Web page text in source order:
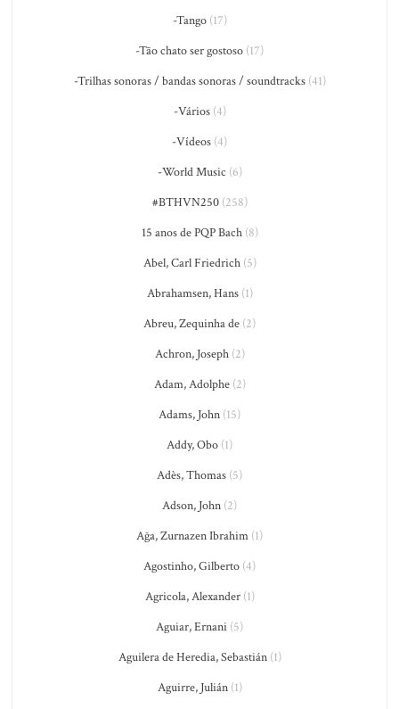
-Tango(17)
-Tão chato ser gostoso (17)
-Trilhas sonoras / bandas sonoras / soundtracks(41)
-Vários(4)
-Vídeos (4)
-World Music (6)
#BTHVN250(258)
15 anos de PQP Bach(8)
Abel, Carl Friedrich(5)
Abrahamsen, Hans(1)
Abreu, Zequinha de (2)
Achron, Joseph(2)
Adam, Adolphe(2)
Adams, John (15)
Addy, Obo (1)
Adès, Thomas (5)
Adson, John (2)
Ağa, Zurnazen Ibrahim (1)
Agostinho, Gilberto (4)
Agricola, Alexander(1)
Aguiar, Ernani (5)
Aguilera de Heredia, Sebastián(1)
Aguirre, Julián(1)